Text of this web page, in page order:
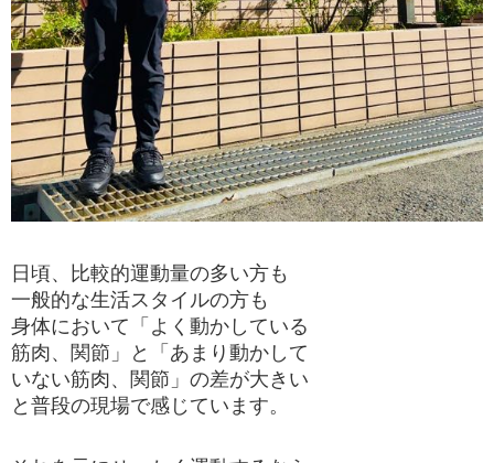
日頃、比較的運動量の多い方も
一般的な生活スタイルの方も
身体において「よく動かしている
筋肉、関節」と「あまり動かして
いない筋肉、関節」の差が大きい
と普段の現場で感じています。